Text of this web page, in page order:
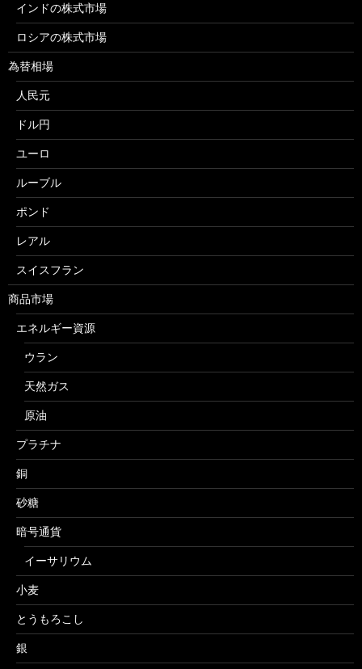
インドの株式市場
ロシアの株式市場
為替相場
人民元
ドル円
ユーロ
ルーブル
ポンド
レアル
スイスフラン
商品市場
エネルギー資源
ウラン
天然ガス
原油
プラチナ
銅
砂糖
暗号通貨
イーサリウム
小麦
とうもろこし
銀